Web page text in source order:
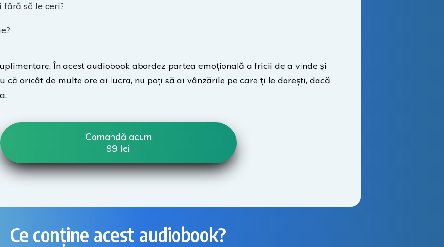
să le ceri?
În acest audiobook abordez partea emoțională a fricii de a vinde și
că oricât de multe ore ai lucra, nu poți să ai vânzările pe care ți le dorești, dacă
Comandă acum
99 lei
Ce conține acest audiobook?